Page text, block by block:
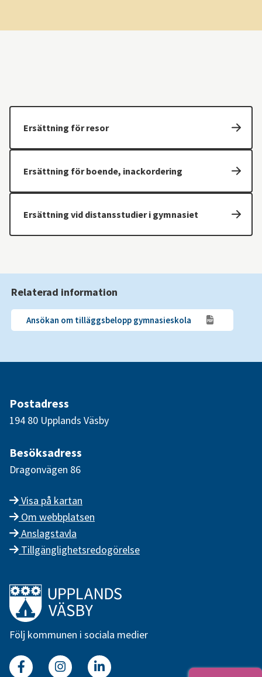
Ersättning för resor
Ersättning för boende, inackordering
Ersättning vid distansstudier i gymnasiet
Relaterad information
Ansökan om tilläggsbelopp gymnasieskola
Postadress
194 80 Upplands Väsby
Besöksadress
Dragonvägen 86
Visa på kartan
Om webbplatsen
Anslagstavla
Tillgänglighetsredogörelse
Länk till startsidan
Följ kommunen i sociala medier
FacebookInstagramLinkedin